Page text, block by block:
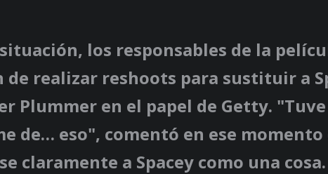
los responsables de la
de realizar reshoots para sustituir a
Plummer en el papel de Getty.
de… eso", comentó en ese
claramente a Spacey como una cosa.